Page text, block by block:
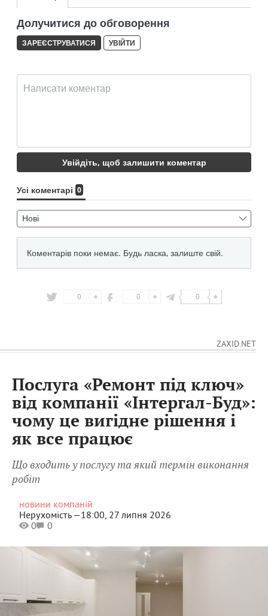
0 0 0
ZAXID.NET
Послуга «Ремонт під ключ»
від компанії «Інтергал-Буд»:
чому це вигідне рішення і
як все працює
Що входить у послугу та який термін виконання
робіт
новини компаній
Нерухомість —18:00, 27 липня 2026
0
0